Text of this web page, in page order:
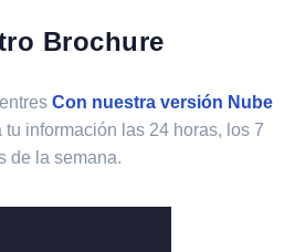
Brochure
Con nuestra versión Nube
información las 24 horas, los 7
de la semana.